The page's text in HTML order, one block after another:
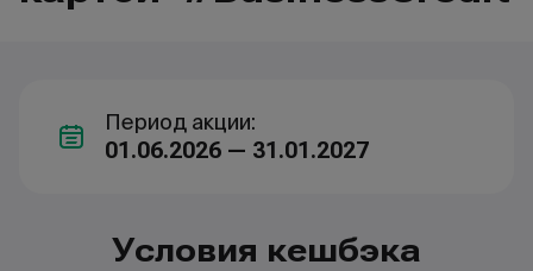
Период акции:
01.06.2026 — 31.01.2027
Условия кешбэка